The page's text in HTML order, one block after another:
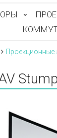
Проекционные